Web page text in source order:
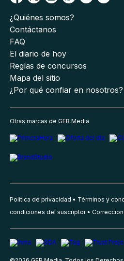
¿Quiénes somos?
Contáctanos
FAQ
El diario de hoy
Reglas de concursos
Mapa del sitio
¿Por qué confiar en nosotros?
Otras marcas de GFR Media
Política de privacidad Términos y
condiciones del suscriptor